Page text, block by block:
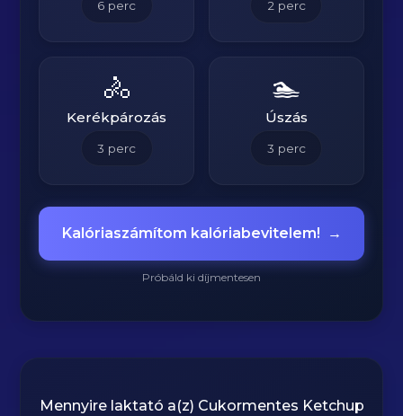
6 perc 2 perc
🚴
Kerékpározás
3 perc
🏊
Úszás
3 perc
Kalóriaszámítom kalóriabevitelem! →
Próbáld ki díjmentesen
Mennyire laktató a(z) Cukormentes Ketchup